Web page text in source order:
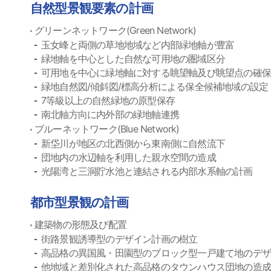
自然型景観要素の計画
グリーンネットワーク(Green Network)
玉女峰と両側の草地地域など内部緑地軸が豊富
緑地軸を中心とした自然な可用地の圏域区分
可用地を中心に緑地軸に対する眺望軸及び眺望点の確保
緑地自然図/傾斜図/標高分析による保全候補地域の設定
7等級以上の自然緑地の原型保存
南北軸方向に内外部の緑地軸連携
ブルーネットワーク(Blue Network)
新垈川が地区の北西側から東南側に自然流下
団地内の水辺軸を利用した親水空間の造成
光陽湾と三洞貯水池と連結される内部水系軸の計画
都市型景観の計画
建築物の形態及び配置
街路景観誘導型のデザイン計画の樹立
高品格の異国風・田園型のブロック型一戸建て地のデ
他地域と差別化された高品格のタウンハウス団地の造成